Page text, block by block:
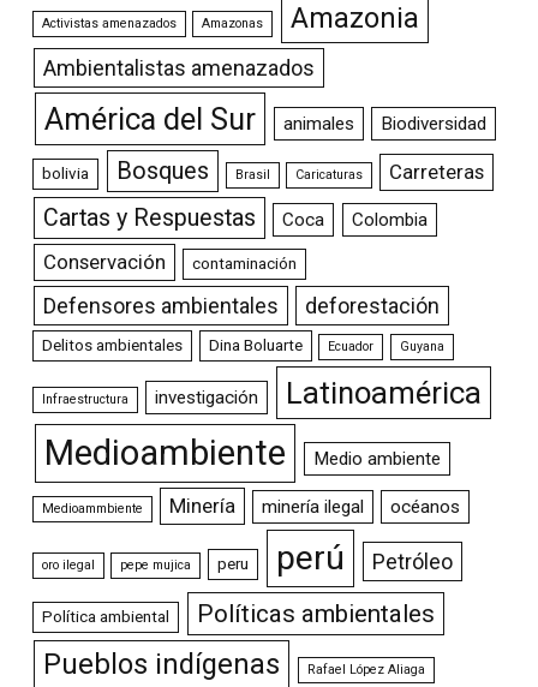
Activistas amenazados Amazonas Amazonia
Ambientalistas amenazados
América del Sur animales Biodiversidad
bolivia Bosques Brasil Caricaturas Carreteras
Cartas y Respuestas Coca Colombia
Conservación contaminación
Defensores ambientales deforestación
Delitos ambientales Dina Boluarte Ecuador Guyana
Infraestructura investigación Latinoamérica
Medioambiente Medio ambiente
Medioammbiente Minería minería ilegal océanos
oro ilegal pepe mujica peru perú Petróleo
Política ambiental Políticas ambientales
Pueblos indígenas Rafael López Aliaga